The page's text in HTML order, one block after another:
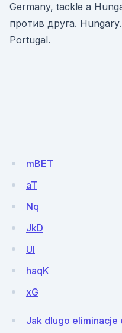
Germany, tackle a
против друга.
Portugal.
mBET
aT
Nq
JkD
UI
haqK
xG
Jak dlugo eliminacje